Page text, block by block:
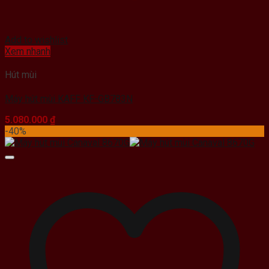
Add to wishlist
Xem nhanh
Hút mùi
Máy hút mùi KAFF KF-GB783N
5.080.000 ₫
-40%